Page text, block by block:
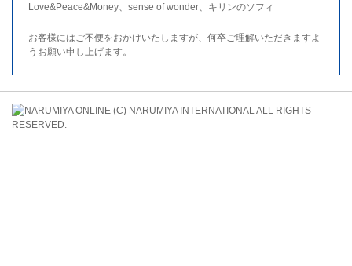
Love&Peace&Money、sense of wonder、キリンのソフィ
お客様にはご不便をおかけいたしますが、何卒ご理解いただきますよ
うお願い申し上げます。